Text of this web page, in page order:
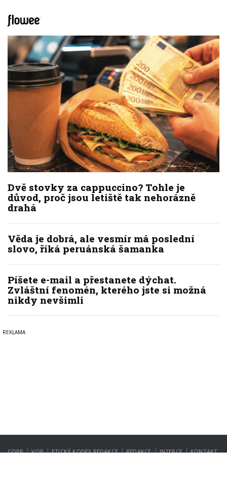
Dvě stovky za cappuccino? Tohle je
důvod, proč jsou letiště tak nehorázně
drahá
Věda je dobrá, ale vesmír má poslední
slovo, říká peruánská šamanka
Píšete e-mail a přestanete dýchat.
Zvláštní fenomén, kterého jste si možná
nikdy nevšimli
GDPR | VOP | ETICKÝ KODEX REDAKCE | REDAKCE | INZERCE | KONTAKT